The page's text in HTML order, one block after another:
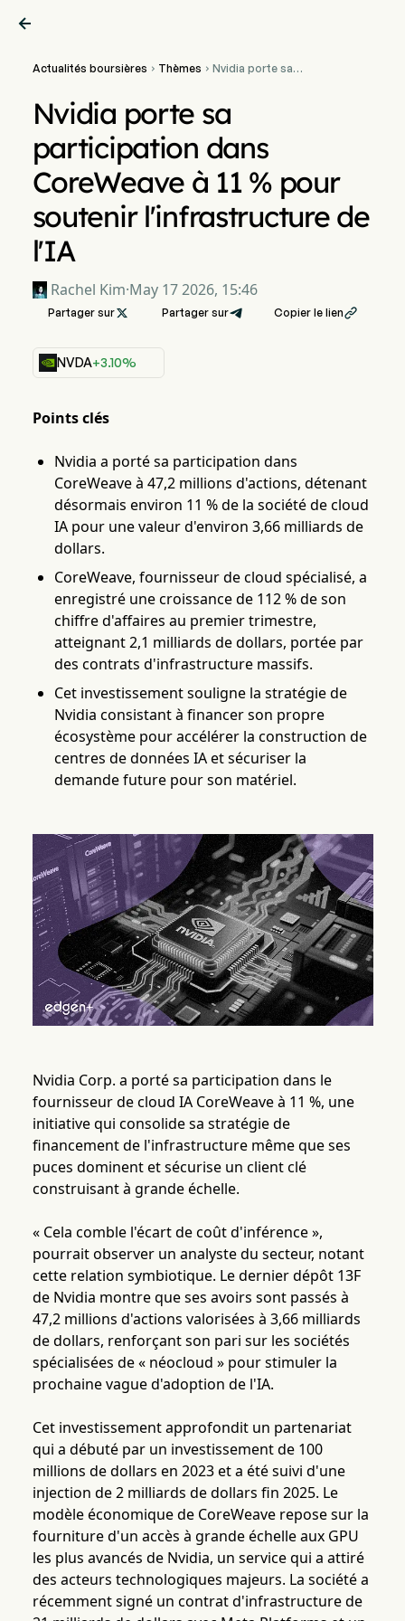

Actualités boursières  Thèmes  Nvidia porte sa
soutenir l'infrastructure de
l'IA
Nvidia porte sa
participation dans
CoreWeave à 11 % pour
soutenir l'infrastructure de
l'IA
Rachel Kim·May 17 2026, 15:46
Partager sur Partager sur Copier le lien
NVDA+3.10%
Points clés
Nvidia a porté sa participation dans
CoreWeave à 47,2 millions d'actions, détenant
désormais environ 11 % de la société de cloud
IA pour une valeur d'environ 3,66 milliards de
dollars.
CoreWeave, fournisseur de cloud spécialisé, a
enregistré une croissance de 112 % de son
chiffre d'affaires au premier trimestre,
atteignant 2,1 milliards de dollars, portée par
des contrats d'infrastructure massifs.
Cet investissement souligne la stratégie de
Nvidia consistant à financer son propre
écosystème pour accélérer la construction de
centres de données IA et sécuriser la
demande future pour son matériel.
Nvidia Corp. a porté sa participation dans le
fournisseur de cloud IA CoreWeave à 11 %, une
initiative qui consolide sa stratégie de
financement de l'infrastructure même que ses
puces dominent et sécurise un client clé
construisant à grande échelle.
« Cela comble l'écart de coût d'inférence »,
pourrait observer un analyste du secteur, notant
cette relation symbiotique. Le dernier dépôt 13F
de Nvidia montre que ses avoirs sont passés à
47,2 millions d'actions valorisées à 3,66 milliards
de dollars, renforçant son pari sur les sociétés
spécialisées de « néocloud » pour stimuler la
prochaine vague d'adoption de l'IA.
Cet investissement approfondit un partenariat
qui a débuté par un investissement de 100
millions de dollars en 2023 et a été suivi d'une
injection de 2 milliards de dollars fin 2025. Le
modèle économique de CoreWeave repose sur la
fourniture d'un accès à grande échelle aux GPU
les plus avancés de Nvidia, un service qui a attiré
des acteurs technologiques majeurs. La société a
récemment signé un contrat d'infrastructure de